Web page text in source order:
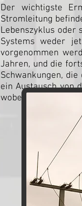
Der wichtigste
Stromleitung
Lebenszyklus oder
Systems weder
vorgenommen
Jahren, und die
Schwankungen,
ein Austausch von
wobei der